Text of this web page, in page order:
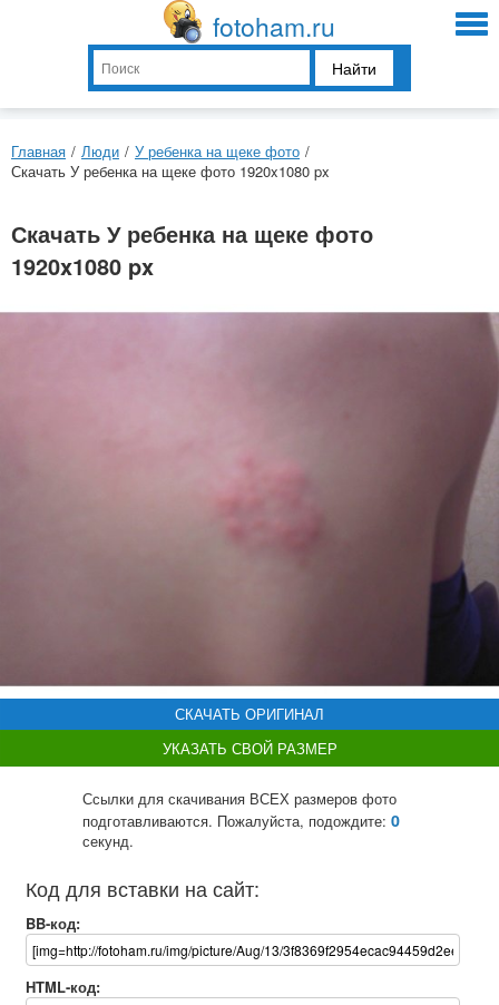
fotoham.ru
Найти
Главная / Люди / У ребенка на щеке фото /
Скачать У ребенка на щеке фото 1920x1080 px
Скачать У ребенка на щеке фото
1920x1080 px
СКАЧАТЬ ОРИГИНАЛ
УКАЗАТЬ СВОЙ РАЗМЕР
Ссылки для скачивания ВСЕХ размеров фото
подготавливаются. Пожалуйста, подождите: 0
секунд.
Код для вставки на сайт:
BB-код:
HTML-код: